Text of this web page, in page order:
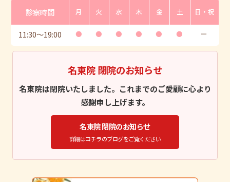
診察時間 月 火 水 木 金 土 日・祝
11:30〜19:00 ● ● ● ● ● ● ー
名東院 閉院のお知らせ
名東院は閉院いたしました。これまでのご愛顧に心より
感謝申し上げます。
名東院 閉院のお知らせ
詳細はコチラのブログをご覧ください